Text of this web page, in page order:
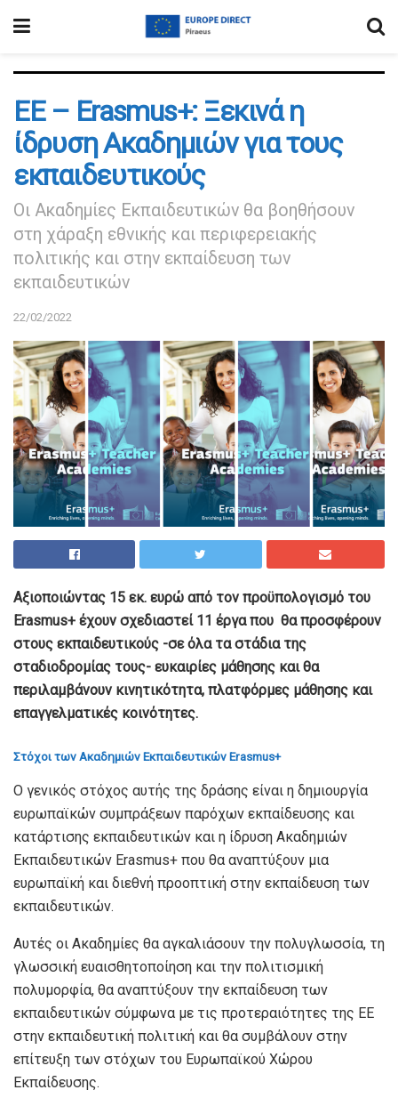
ΕΕ – Erasmus+: Ξεκινά η
ίδρυση Ακαδημιών για τους
εκπαιδευτικούς
Οι Ακαδημίες Εκπαιδευτικών θα βοηθήσουν
στη χάραξη εθνικής και περιφερειακής
πολιτικής και στην εκπαίδευση των
εκπαιδευτικών
22/02/2022
Αξιοποιώντας 15 εκ. ευρώ από τον προϋπολογισμό του
Erasmus+ έχουν σχεδιαστεί 11 έργα που θα προσφέρουν
στους εκπαιδευτικούς -σε όλα τα στάδια της
σταδιοδρομίας τους- ευκαιρίες μάθησης και θα
περιλαμβάνουν κινητικότητα, πλατφόρμες μάθησης και
επαγγελματικές κοινότητες.
Στόχοι των Ακαδημιών Εκπαιδευτικών Erasmus+
Ο γενικός στόχος αυτής της δράσης είναι η δημιουργία
ευρωπαϊκών συμπράξεων παρόχων εκπαίδευσης και
κατάρτισης εκπαιδευτικών και η ίδρυση Ακαδημιών
Εκπαιδευτικών Erasmus+ που θα αναπτύξουν μια
ευρωπαϊκή και διεθνή προοπτική στην εκπαίδευση των
εκπαιδευτικών.
Αυτές οι Ακαδημίες θα αγκαλιάσουν την πολυγλωσσία, τη
γλωσσική ευαισθητοποίηση και την πολιτισμική
πολυμορφία, θα αναπτύξουν την εκπαίδευση των
εκπαιδευτικών σύμφωνα με τις προτεραιότητες της ΕΕ
στην εκπαιδευτική πολιτική και θα συμβάλουν στην
επίτευξη των στόχων του Ευρωπαϊκού Χώρου
Εκπαίδευσης.